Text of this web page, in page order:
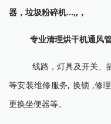
器，垃圾粉碎机...,,，
专业清理烘干机通风
线路，灯具及开关、插
等安装维修服务, 换锁 ,修
更换坐便器等。